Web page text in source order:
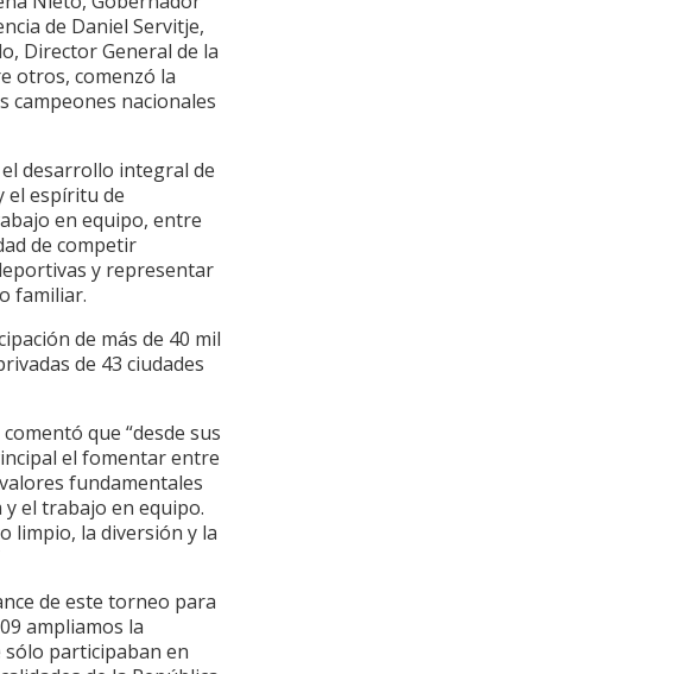
de Daniel Servitje,
Director General de la
otros, comenzó la
campeones nacionales
desarrollo integral de
el espíritu de
en equipo, entre
de competir
y representar
familiar.
de más de 40 mil
de 43 ciudades
que “desde sus
el fomentar entre
fundamentales
el trabajo en equipo.
limpio, la diversión y la
de este torneo para
ampliamos la
participaban en